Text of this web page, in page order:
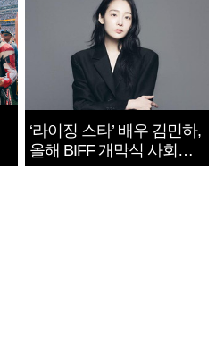
‘라이징 스타’ 배우 김민하,
올해 BIFF 개막식 사회자
확정